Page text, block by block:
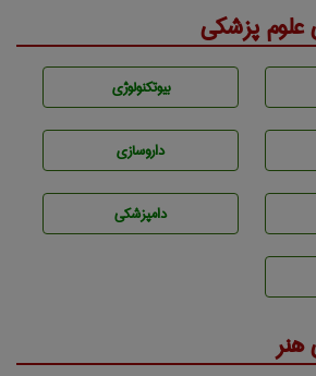
پزشکی
بيوتكنولوژی
داروسازی
دامپزشكی